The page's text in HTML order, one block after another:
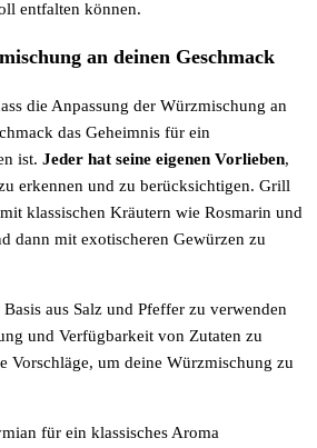
entfalten können.
an deinen Geschmack
die Anpassung der Würzmischung an
das Geheimnis für ein
ist. Jeder hat seine eigenen Vorlieben,
erkennen und zu berücksichtigen. Grill
klassischen Kräutern wie Rosmarin und
dann mit exotischeren Gewürzen zu
aus Salz und Pfeffer zu verwenden
und Verfügbarkeit von Zutaten zu
Vorschläge, um deine Würzmischung zu
für ein klassisches Aroma